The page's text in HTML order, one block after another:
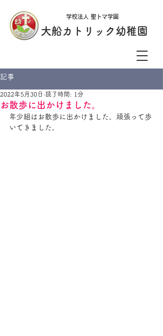
学校法人 聖トマ学園
大船カトリック幼稚園
記事
お散歩に出かけました。
2022年5月30日 読了時間: 1分
年少組はお散歩に出かけました。頑張って歩
いてきました。